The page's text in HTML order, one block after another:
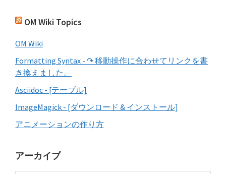
OM Wiki Topics
OM Wiki
Formatting Syntax - ↷ 移動操作に合わせてリンクを書
き換えました。
Asciidoc - [テーブル]
ImageMagick - [ダウンロード & インストール]
アニメーションの作り方
アーカイブ